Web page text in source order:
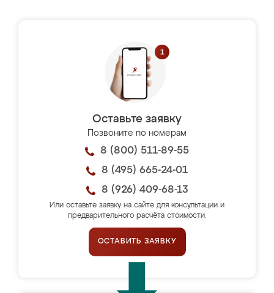
Оставьте заявку
Позвоните по номерам
8 (800) 511-89-55
8 (495) 665-24-01
8 (926) 409-68-13
Или оставьте заявку на сайте для консультации и
предварительного расчёта стоимости.
ОСТАВИТЬ ЗАЯВКУ